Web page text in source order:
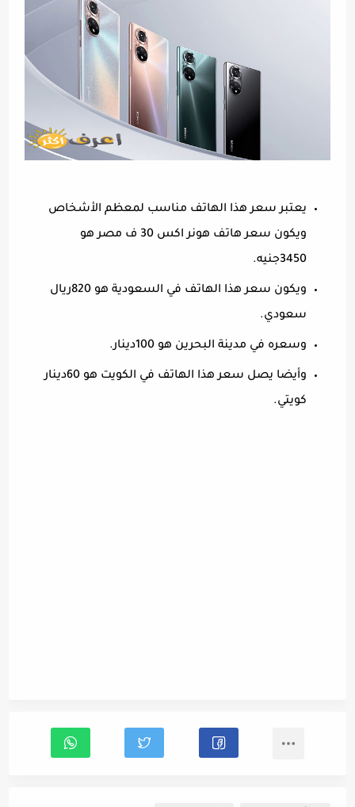
يعتبر سعر هذا الهاتف مناسب لمعظم الأشخاص
ويكون سعر هاتف هونر اكس 30 ف مصر هو
3450جنيه.
ويكون سعر هذا الهاتف في السعودية هو 820ريال
سعودي.
وسعره في مدينة البحرين هو 100دينار.
وأيضا يصل سعر هذا الهاتف في الكويت هو 60دينار
كويتي.